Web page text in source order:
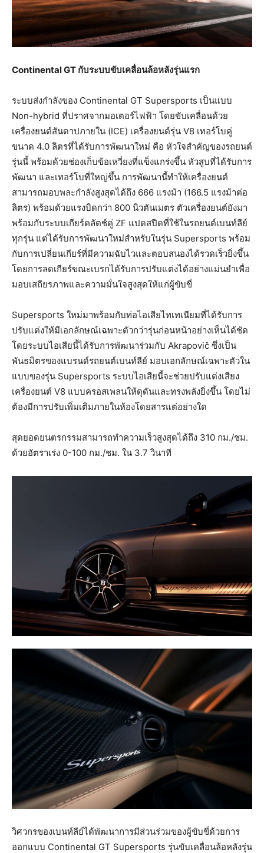
Continental GT กับระบบขับเคลื่อนล้อหลังรุ่นแรก
ระบบส่งกำลังของ Continental GT Supersports เป็นแบบ
Non-hybrid ที่ปราศจากมอเตอร์ไฟฟ้า โดยขับเคลื่อนด้วย
เครื่องยนต์สันดาปภายใน (ICE) เครื่องยนต์รุ่น V8 เทอร์โบคู่
ขนาด 4.0 ลิตรที่ได้รับการพัฒนาใหม่ คือ หัวใจสำคัญของรถยนต์
รุ่นนี้ พร้อมด้วยช่องเก็บข้อเหวี่ยงที่แข็งแกร่งขึ้น หัวสูบที่ได้รับการ
พัฒนา และเทอร์โบที่ใหญ่ขึ้น การพัฒนานี้ทำให้เครื่องยนต์
สามารถมอบพละกำลังสูงสุดได้ถึง 666 แรงม้า (166.5 แรงม้าต่อ
ลิตร) พร้อมด้วยแรงบิดกว่า 800 นิวตันเมตร ตัวเครื่องยนต์ยังมา
พร้อมกับระบบเกียร์คลัตช์คู่ ZF แปดสปีดที่ใช้ในรถยนต์เบนท์ลีย์
ทุกรุ่น แต่ได้รับการพัฒนาใหม่สำหรับในรุ่น Supersports พร้อม
กับการเปลี่ยนเกียร์ที่มีความฉับไวและตอบสนองได้รวดเร็วยิ่งขึ้น
โดยการลดเกียร์ขณะเบรกได้รับการปรับแต่งได้อย่างแม่นยำเพื่อ
มอบเสถียรภาพและความมั่นใจสูงสุดให้แก่ผู้ขับขี่
Supersports ใหม่มาพร้อมกับท่อไอเสียไทเทเนียมที่ได้รับการ
ปรับแต่งให้มีเอกลักษณ์เฉพาะตัวกว่ารุ่นก่อนหน้าอย่างเห็นได้ชัด
โดยระบบไอเสียนี้ได้รับการพัฒนาร่วมกับ Akrapovič ซึ่งเป็น
พันธมิตรของแบรนด์รถยนต์เบนท์ลีย์ มอบเอกลักษณ์เฉพาะตัวใน
แบบของรุ่น Supersports ระบบไอเสียนี้จะช่วยปรับแต่งเสียง
เครื่องยนต์ V8 แบบครอสเพลนให้ดุดันและทรงพลังยิ่งขึ้น โดยไม่
ต้องมีการปรับเพิ่มเติมภายในห้องโดยสารแต่อย่างใด
สุดยอดยนตรกรรมสามารถทำความเร็วสูงสุดได้ถึง 310 กม./ชม.
ด้วยอัตราเร่ง 0-100 กม./ชม. ใน 3.7 วินาที
วิศวกรของเบนท์ลีย์ได้พัฒนาการมีส่วนร่วมของผู้ขับขี่ด้วยการ
ออกแบบ Continental GT Supersports รุ่นขับเคลื่อนล้อหลังรุ่น